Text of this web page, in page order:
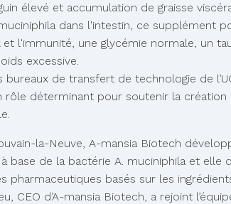
élevé et accumulation de graisse
dans l'intestin, ce supplément
et l'immunité, une glycémie normale, un
excessive.
bureaux de transfert de technologie de
rôle déterminant pour soutenir la
la-Neuve, A-mansia Biotech
base de la bactérie A. muciniphila et elle
pharmaceutiques basés sur les
CEO d’A-mansia Biotech, a rejoint